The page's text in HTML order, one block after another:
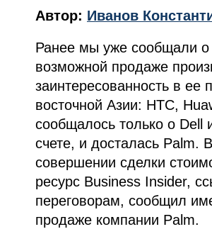
Автор: Иванов
Ранее мы уже сообщали о
возможной продаже
заинтересованность в ее
восточной Азии: HTC,
сообщалось только о Dell
счете, и досталась Palm.
совершении сделки
ресурс Business Insider,
переговорам, сообщил
продаже компании Palm.